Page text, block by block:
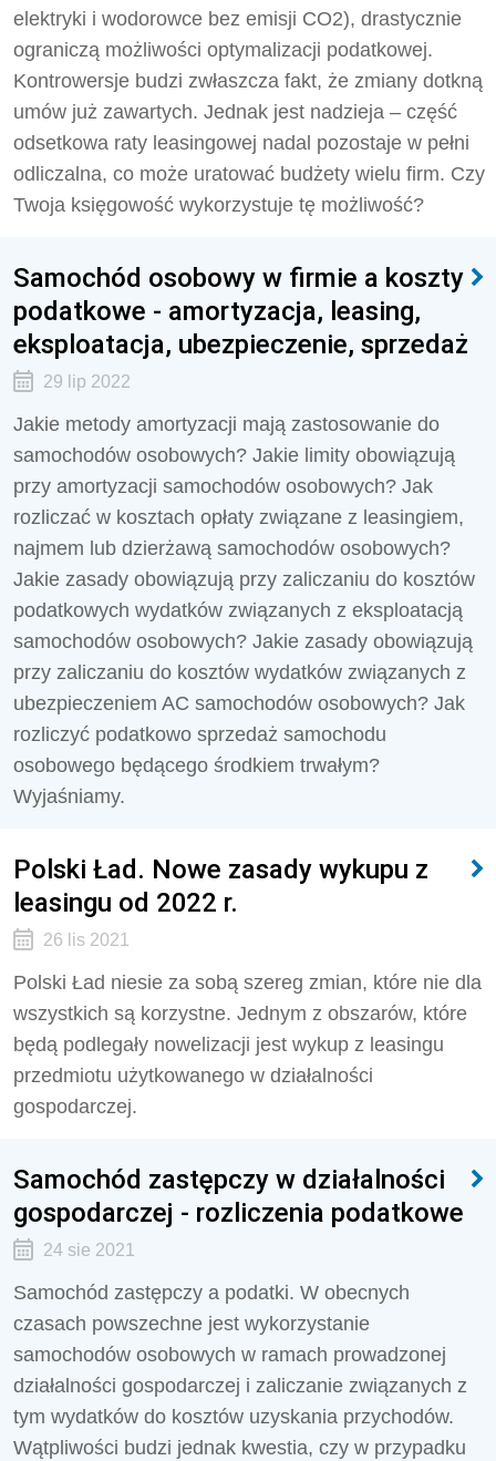
elektryki i wodorowce bez emisji CO2), drastycznie
ograniczą możliwości optymalizacji podatkowej.
Kontrowersje budzi zwłaszcza fakt, że zmiany dotkną
umów już zawartych. Jednak jest nadzieja – część
odsetkowa raty leasingowej nadal pozostaje w pełni
odliczalna, co może uratować budżety wielu firm. Czy
Twoja księgowość wykorzystuje tę możliwość?
Samochód osobowy w firmie a koszty
podatkowe - amortyzacja, leasing,
eksploatacja, ubezpieczenie, sprzedaż
29 lip 2022
Jakie metody amortyzacji mają zastosowanie do
samochodów osobowych? Jakie limity obowiązują
przy amortyzacji samochodów osobowych? Jak
rozliczać w kosztach opłaty związane z leasingiem,
najmem lub dzierżawą samochodów osobowych?
Jakie zasady obowiązują przy zaliczaniu do kosztów
podatkowych wydatków związanych z eksploatacją
samochodów osobowych? Jakie zasady obowiązują
przy zaliczaniu do kosztów wydatków związanych z
ubezpieczeniem AC samochodów osobowych? Jak
rozliczyć podatkowo sprzedaż samochodu
osobowego będącego środkiem trwałym?
Wyjaśniamy.
Polski Ład. Nowe zasady wykupu z
leasingu od 2022 r.
26 lis 2021
Polski Ład niesie za sobą szereg zmian, które nie dla
wszystkich są korzystne. Jednym z obszarów, które
będą podlegały nowelizacji jest wykup z leasingu
przedmiotu użytkowanego w działalności
gospodarczej.
Samochód zastępczy w działalności
gospodarczej - rozliczenia podatkowe
24 sie 2021
Samochód zastępczy a podatki. W obecnych
czasach powszechne jest wykorzystanie
samochodów osobowych w ramach prowadzonej
działalności gospodarczej i zaliczanie związanych z
tym wydatków do kosztów uzyskania przychodów.
Wątpliwości budzi jednak kwestia, czy w przypadku